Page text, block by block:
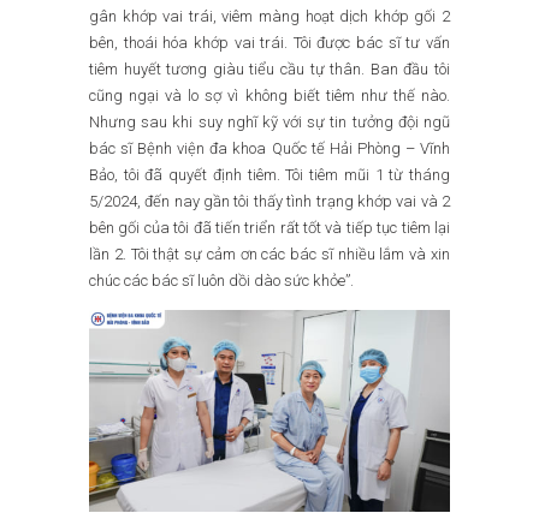
gân khớp vai trái, viêm màng hoạt dịch khớp gối 2
bên, thoái hóa khớp vai trái. Tôi được bác sĩ tư vấn
tiêm huyết tương giàu tiểu cầu tự thân. Ban đầu tôi
cũng ngại và lo sợ vì không biết tiêm như thế nào.
Nhưng sau khi suy nghĩ kỹ với sự tin tưởng đội ngũ
bác sĩ Bệnh viện đa khoa Quốc tế Hải Phòng – Vĩnh
Bảo, tôi đã quyết định tiêm. Tôi tiêm mũi 1 từ tháng
5/2024, đến nay gần tôi thấy tình trạng khớp vai và 2
bên gối của tôi đã tiến triển rất tốt và tiếp tục tiêm lại
lần 2. Tôi thật sự cảm ơn các bác sĩ nhiều lắm và xin
chúc các bác sĩ luôn dồi dào sức khỏe”.